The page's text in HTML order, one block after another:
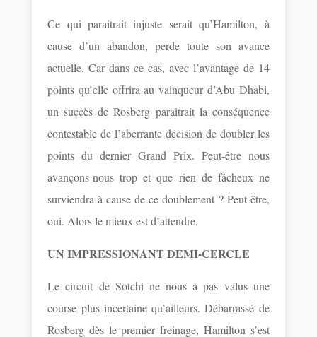
Ce qui paraitrait injuste serait qu’Hamilton, à
cause d’un abandon, perde toute son avance
actuelle. Car dans ce cas, avec l’avantage de 14
points qu’elle offrira au vainqueur d’Abu Dhabi,
un succès de Rosberg paraitrait la conséquence
contestable de l’aberrante décision de doubler les
points du dernier Grand Prix. Peut-être nous
avançons-nous trop et que rien de fâcheux ne
surviendra à cause de ce doublement ? Peut-être,
oui. Alors le mieux est d’attendre.
UN IMPRESSIONANT DEMI-CERCLE
Le circuit de Sotchi ne nous a pas valus une
course plus incertaine qu’ailleurs. Débarrassé de
Rosberg dès le premier freinage, Hamilton s’est